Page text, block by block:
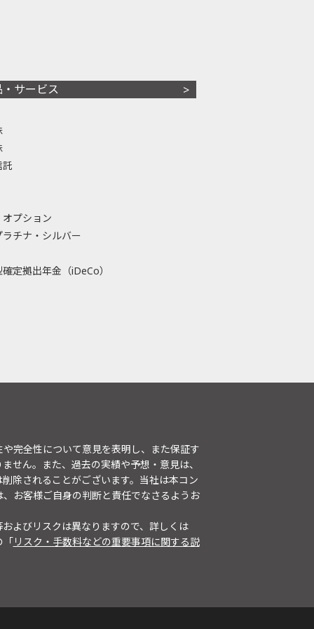
・サービス
託
プション
ラチナ・シルバー
定拠出年金（iDeCo）
完全性について意見を表明し、また保証す
せん。また、過去の実績や予想・意見は、
除されることがございます。当社は本コン
お客様ご自身の判断と責任でなさるようお
よびリスクは異なりますので、詳しくは
「リスク・手数料などの重要事項に関する説